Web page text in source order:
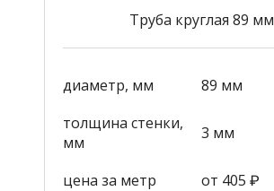
Труба круглая 89 мм
диаметр, мм
89 мм
толщина стенки,
мм
3 мм
цена за метр от 405 ₽